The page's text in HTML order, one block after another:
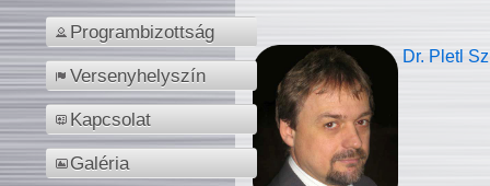
Programbizottság
Versenyhelyszín
Kapcsolat
Galéria
Dr. Pletl